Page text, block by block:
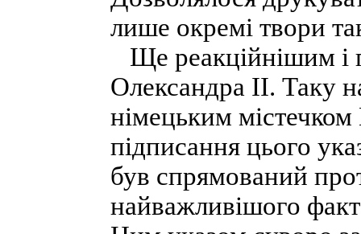
лише окремі твори
Ще реакційнішим і
Олександра II. Таку
німецьким
підписання цього
був спрямований
найважливішого